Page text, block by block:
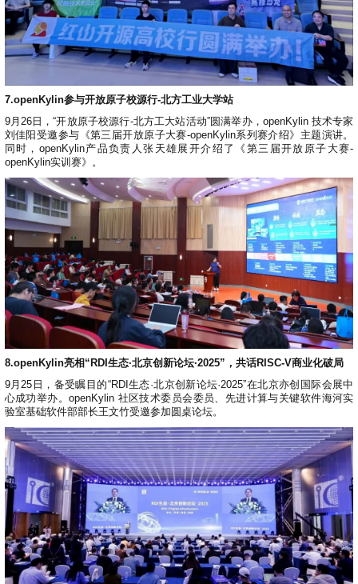
7.openKylin参与开放原子校源行-北方工业大学站
9月26日，“开放原子校源行-北方工大站活动”圆满举办，openKylin 技术专家
刘佳阳受邀参与《第三届开放原子大赛-openKylin系列赛介绍》主题演讲。
同时，openKylin产品负责人张天雄展开介绍了《第三届开放原子大赛-
openKylin实训赛》。
8.openKylin亮相“RDI生态·北京创新论坛·2025”，共话RISC-V商业化破局
9月25日，备受瞩目的“RDI生态·北京创新论坛·2025”在北京亦创国际会展中
心成功举办。openKylin 社区技术委员会委员、先进计算与关键软件海河实
验室基础软件部部长王文竹受邀参加圆桌论坛。